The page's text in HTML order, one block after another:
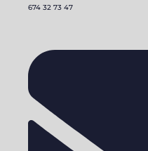
674 32 73 47